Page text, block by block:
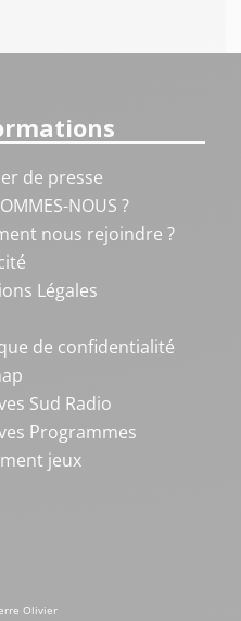
de presse
NOUS ?
nous rejoindre ?
Légales
de confidentialité
Sud Radio
Programmes
jeux
Olivier